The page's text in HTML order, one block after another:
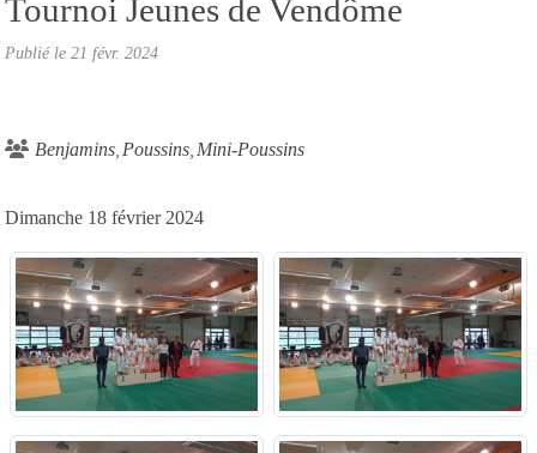
Tournoi Jeunes de Vendôme
Publié le 21 févr. 2024
Benjamins Poussins Mini-Poussins
Dimanche 18 février 2024